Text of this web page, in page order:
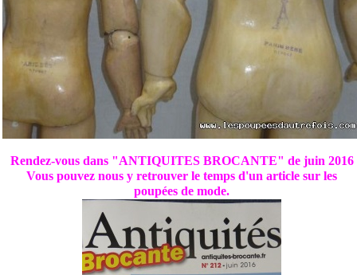
Rendez-vous dans "ANTIQUITES BROCANTE" de juin 2016
Vous pouvez nous y retrouver le temps d'un article sur les
poupées de mode.